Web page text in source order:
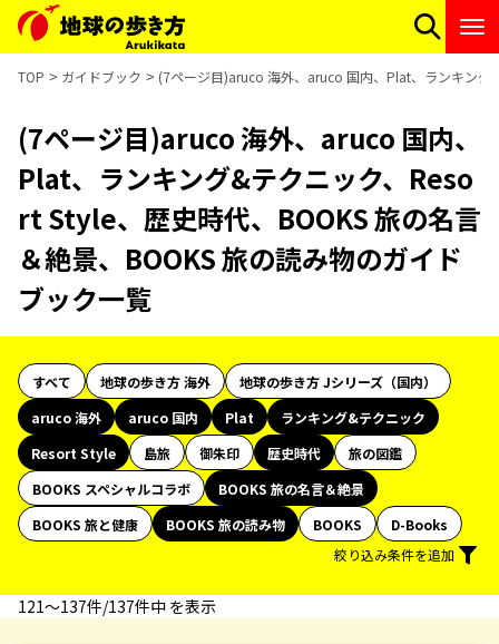
TOP ガイドブック (7ページ目)aruco 海外、aruco 国内、Plat、ランキング
(7ページ目)aruco 海外、aruco 国内、
Plat、ランキング&テクニック、Reso
rt Style、歴史時代、BOOKS 旅の名言
＆絶景、BOOKS 旅の読み物のガイド
ブック一覧
すべて 地球の歩き方 海外
地球の歩き方 Jシリーズ（国内）
aruco 海外
aruco 国内 Plat
ランキング&テクニック
Resort Style
島旅 御朱印 歴史時代
旅の図鑑
BOOKS スペシャルコラボ
BOOKS 旅の名言＆絶景
BOOKS 旅と健康
BOOKS 旅の読み物 BOOKS
D-Books
絞り込み条件を追加
121〜137件/137件中 を表示